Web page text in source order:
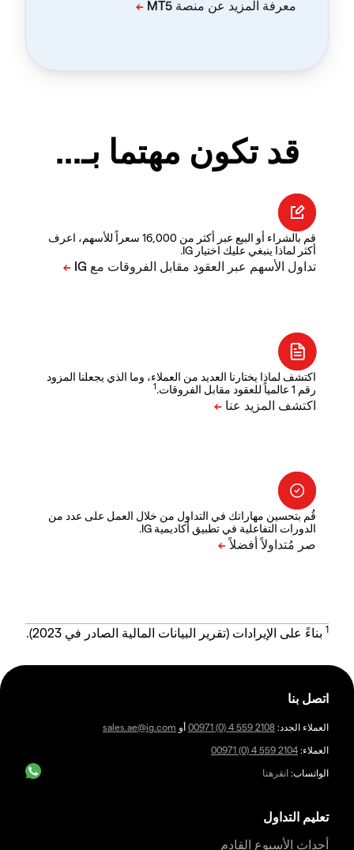
قد تكون مهتما بـ...
قم بالشراء أو البيع عبر أكثر من 16,000 سعراً للأسهم، اعرف
أكثر لماذا ينبغي عليك اختيار IG.
اكتشف لماذا يختارنا العديد من العملاء، وما الذي يجعلنا المزود
رقم 1 عالمياً للعقود مقابل الفروقات.
1
قُم بتحسين مهاراتك في التداول من خلال العمل على عدد من
الدورات التفاعلية في تطبيق أكاديمية IG.
1 بناءً على الإيرادات (تقرير البيانات المالية الصادر في 2023).
اتصل بنا
العملاء الجدد: 00971 (0) 4 559 2108 أو sales.ae@ig.com
العملاء: 00971 (0) 4 559 2104
الواتساب: انقرهنا
تعليم التداول
أحداث الأسبوع القادم